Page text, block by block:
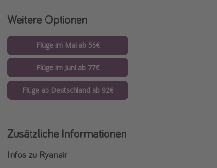
Weitere Optionen
Flüge im Mai ab 56€
Flüge im Juni ab 77€
Flüge ab Deutschland ab 92€
Zusätzliche Informationen
Infos zu Ryanair